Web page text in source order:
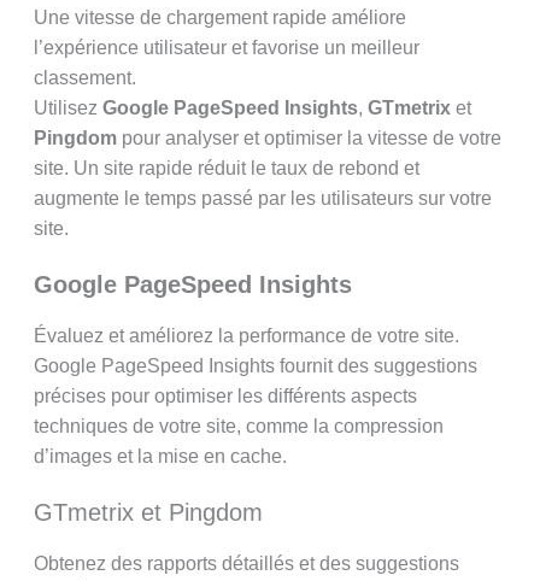
Une vitesse de chargement rapide améliore
l’expérience utilisateur et favorise un meilleur
classement.
Utilisez Google PageSpeed Insights, GTmetrixet
Pingdompour analyser et optimiser la vitesse de votre
site. Un site rapide réduit le taux de rebond et
augmente le temps passé par les utilisateurs sur votre
site.
Google PageSpeed Insights
Évaluez et améliorez la performance de votre site.
Google PageSpeed Insights fournit des suggestions
précises pour optimiser les différents aspects
techniques de votre site, comme la compression
d’images et la mise en cache.
GTmetrix et Pingdom
Obtenez des rapports détaillés et des suggestions